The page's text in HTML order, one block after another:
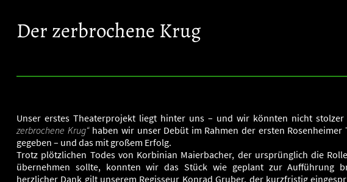
Der zerbrochene Krug
Unser erstes Theaterprojekt liegt hinter uns – und wir könnten nicht
zerbrochene Krug“haben wir unser Debüt im Rahmen der ersten Rosenheimer
gegeben – und das mit großem Erfolg.
Trotz plötzlichen Todes von Korbinian Maierbacher, der ursprünglich die
übernehmen sollte, konnten wir das Stück wie geplant zur Aufführung
herzlicher Dank gilt unserem Regisseur Konrad Gruber, der kurzfristig